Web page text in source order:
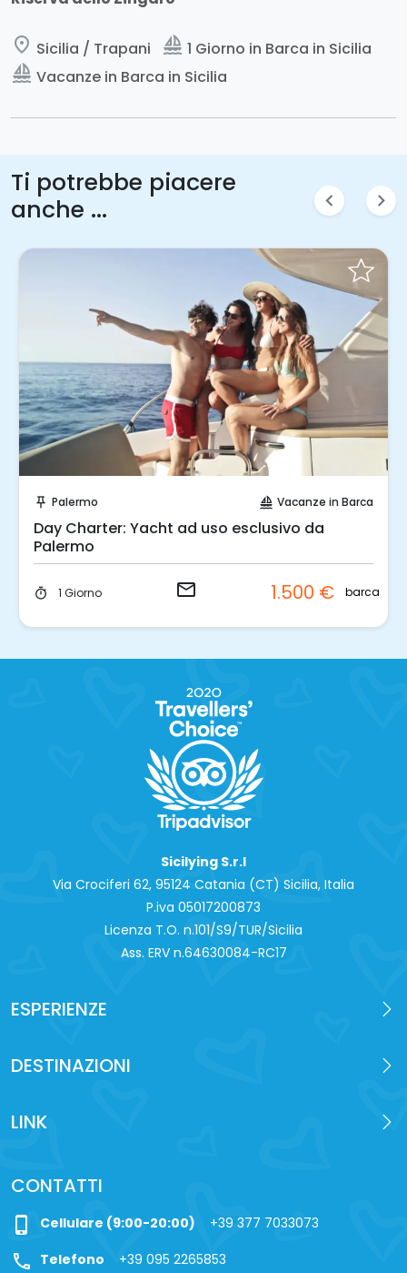
place Sicilia / Trapani sailing 1 Giorno in Barca in Sicilia
sailing Vacanze in Barca in Sicilia
Ti potrebbe piacere
anche ...
chevron_left chevron_right
push_pin Palermo sailing Vacanze in Barca
Day Charter: Yacht ad uso esclusivo da
Palermo
timer 1 Giorno email 1.500 € barca
Sicilying S.r.l
Via Crociferi 62, 95124 Catania (CT) Sicilia, Italia
P.iva 0‍5017200873
Licenza T.O. n.101/S9/TUR/Sicilia
Ass. ERV n.64630084-RC17
ESPERIENZE
DESTINAZIONI
LINK
CONTATTI
phone_iphone Cellulare (9:00-20:00) +39 377 7033073
call Telefono +39 095 2265853